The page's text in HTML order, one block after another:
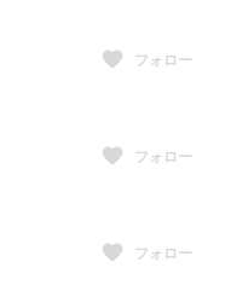
フォロー
フォロー
フォロー